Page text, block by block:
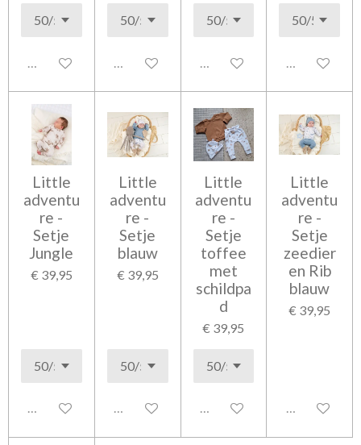
Uitgeschakeld Uitgeschakeld Uitgeschakeld
Little
adventu
re -
Setje
Jungle
€ 39,95
Uitgeschakeld
Little
adventu
re -
Setje
blauw
€ 39,95
Uitgeschakeld
Little
adventu
re -
Setje
toffee
met
schildpa
d
€ 39,95
Uitgeschakeld
Little
adventu
re -
Setje
zeedier
en Rib
blauw
€ 39,95